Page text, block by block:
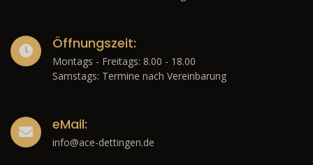
Öffnungszeit:
Montags - Freitags: 8.00 - 18.00
Samstags: Termine nach Vereinbarung
eMail:
info@ace-dettingen.de